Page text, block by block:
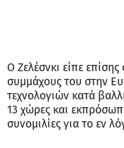
Ο Ζελέσνκι είπε
συμμάχους του στην
τεχνολογιών κατά
13 χώρες και
συνομιλίες για το εν